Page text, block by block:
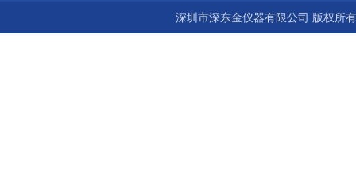
深圳市深东金仪器有限公司 版权所